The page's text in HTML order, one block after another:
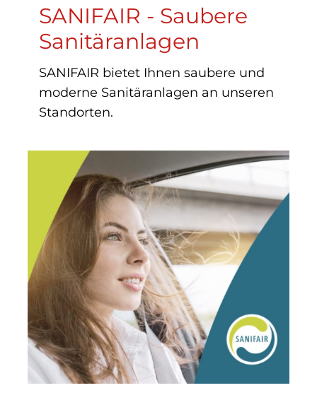
SANIFAIR - Saubere
Sanitäranlagen
SANIFAIR bietet Ihnen saubere und
moderne Sanitäranlagen an unseren
Standorten.